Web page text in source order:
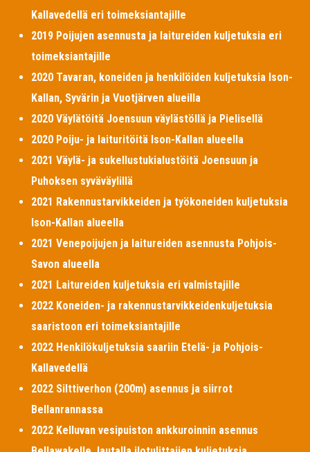
Kallavedellä eri toimeksiantajille
2019 Poijujen asennusta ja laitureiden kuljetuksia eri
toimeksiantajille
2020 Tavaran, koneiden ja henkilöiden kuljetuksia Ison-
Kallan, Syvärin ja Vuotjärven alueilla
2020 Väylätöitä Joensuun väylästöllä ja Pielisellä
2020 Poiju- ja laituritöitä Ison-Kallan alueella
2021 Väylä- ja sukellustukialustöitä Joensuun ja
Puhoksen syväväylillä
2021 Rakennustarvikkeiden ja työkoneiden kuljetuksia
Ison-Kallan alueella
2021 Venepoijujen ja laitureiden asennusta Pohjois-
Savon alueella
2021 Laitureiden kuljetuksia eri valmistajille
2022 Koneiden- ja rakennustarvikkeidenkuljetuksia
saaristoon eri toimeksiantajille
2022 Henkilökuljetuksia saariin Etelä- ja Pohjois-
Kallavedellä
2022 Silttiverhon (200m) asennus ja siirrot
Bellanrannassa
2022 Kelluvan vesipuiston ankkuroinnin asennus